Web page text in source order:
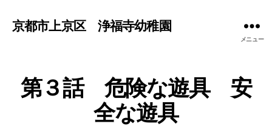
京都市上京区 浄福寺幼稚園
メニュー
第３話 危険な遊具 安
全な遊具